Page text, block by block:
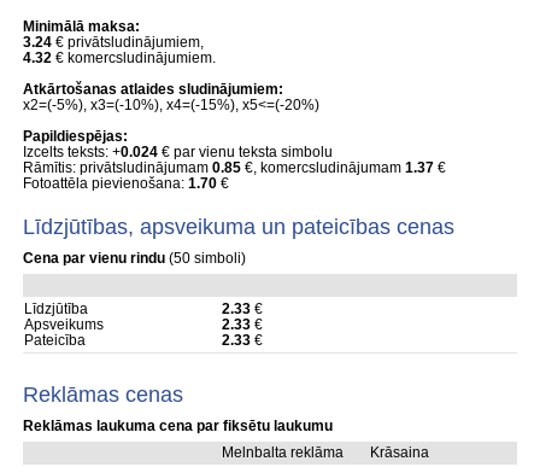
Minimālā maksa:
3.24€ privātsludinājumiem,
4.32€ komercsludinājumiem.
Atkārtošanas atlaides sludinājumiem:
x2=(-5%), x3=(-10%), x4=(-15%), x5<=(-20%)
Papildiespējas:
Izcelts teksts: +0.024€ par vienu teksta simbolu
Rāmītis: privātsludinājumam 0.85€, komercsludinājumam 1.37€
Fotoattēla pievienošana: 1.70€
Līdzjūtības, apsveikuma un pateicības cenas
Cena par vienu rindu (50 simboli)
Līdzjūtība 2.33€
Apsveikums
2.33€
Pateicība
2.33€
Reklāmas cenas
Reklāmas laukuma cena par fiksētu laukumu
Melnbalta reklāma
Krāsaina